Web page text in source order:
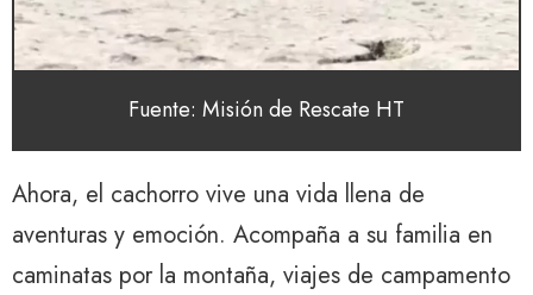
Fuente: Misión de Rescate HT
Ahora, el cachorro vive una vida llena de
aventuras y emoción. Acompaña a su familia en
caminatas por la montaña, viajes de campamento